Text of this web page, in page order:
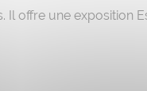
offre une exposition